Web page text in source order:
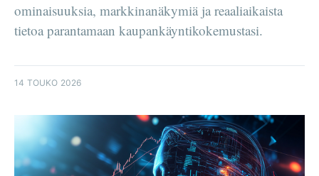
ominaisuuksia, markkinanäkymiä ja reaaliaikaista
tietoa parantamaan kaupankäyntikokemustasi.
14 TOUKO 2026